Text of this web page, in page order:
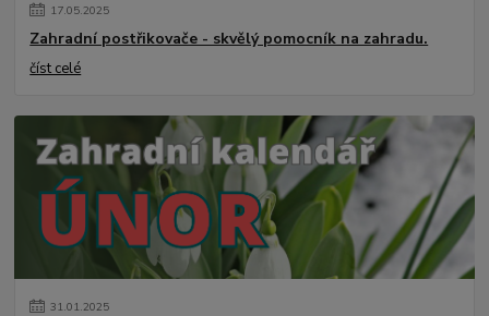
17.05.2025
Zahradní postřikovače - skvělý pomocník na zahradu.
číst celé
31.01.2025